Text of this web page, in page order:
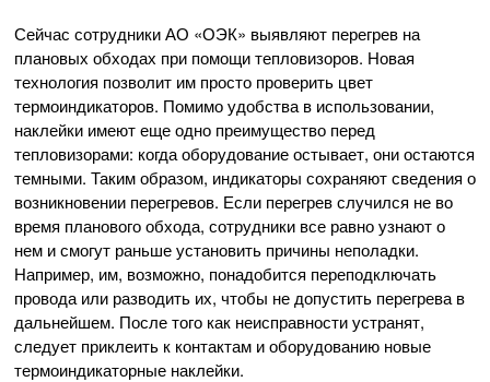
Сейчас сотрудники АО «ОЭК» выявляют перегрев на
плановых обходах при помощи тепловизоров. Новая
технология позволит им просто проверить цвет
термоиндикаторов. Помимо удобства в использовании,
наклейки имеют еще одно преимущество перед
тепловизорами: когда оборудование остывает, они остаются
темными. Таким образом, индикаторы сохраняют сведения о
возникновении перегревов. Если перегрев случился не во
время планового обхода, сотрудники все равно узнают о
нем и смогут раньше установить причины неполадки.
Например, им, возможно, понадобится переподключать
провода или разводить их, чтобы не допустить перегрева в
дальнейшем. После того как неисправности устранят,
следует приклеить к контактам и оборудованию новые
термоиндикаторные наклейки.